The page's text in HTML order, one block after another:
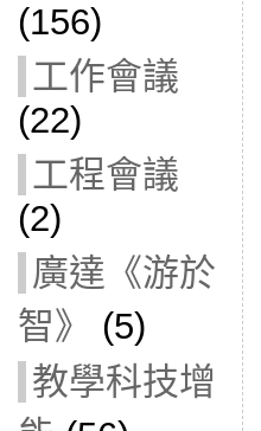
(156)
工作會議
(22)
工程會議
(2)
廣達《游於
智》
(5)
教學科技增